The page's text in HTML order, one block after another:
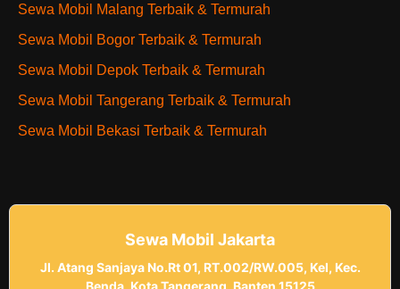
Sewa Mobil Malang Terbaik & Termurah
Sewa Mobil Bogor Terbaik & Termurah
Sewa Mobil Depok Terbaik & Termurah
Sewa Mobil Tangerang Terbaik & Termurah
Sewa Mobil Bekasi Terbaik & Termurah
Sewa Mobil Jakarta
Jl. Atang Sanjaya No.Rt 01, RT.002/RW.005, Kel, Kec.
Benda, Kota Tangerang, Banten 15125